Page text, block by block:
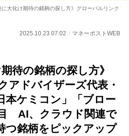
に大化け期待の銘柄の探し方》グローバルリンク
2025.10.23 07:02 マネーポストWEB
待の銘柄の探し方》
アドバイザーズ代表・
本ケミコン」「ブロー
AI、クラウド関連で
つ銘柄をピックアップ